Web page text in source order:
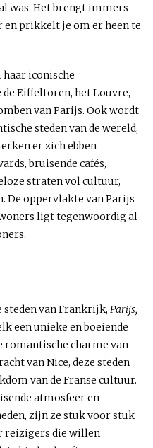
was. Het brengt immers
en prikkelt je om er heen te
haar iconische
de Eiffeltoren, het Louvre,
van Parijs. Ook wordt
steden van de wereld,
er zich ebben
bruisende cafés,
straten vol cultuur,
De oppervlakte van Parijs
ligt tegenwoordig al
steden van Frankrijk,Parijs,
een unieke en boeiende
romantische charme van
van Nice, deze steden
van de Franse cultuur.
atmosfeer en
zijn ze stuk voor stuk
reizigers die willen